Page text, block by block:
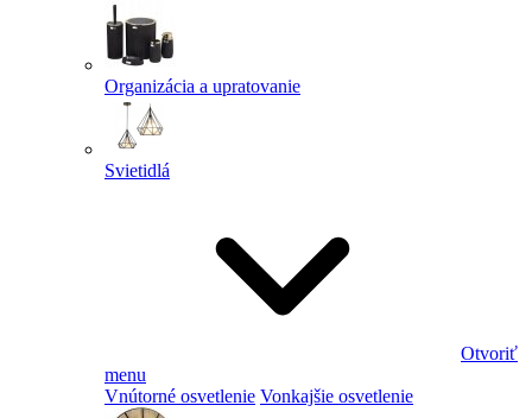
Organizácia a upratovanie
Svietidlá
Otvoriť
menu
Vnútorné osvetlenie Vonkajšie osvetlenie